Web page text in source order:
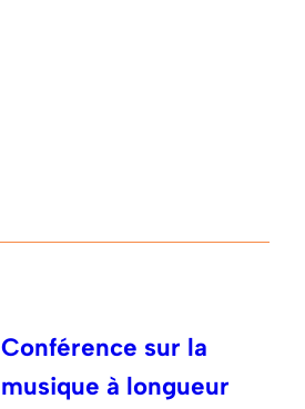
Conférence sur la
musique à longueur